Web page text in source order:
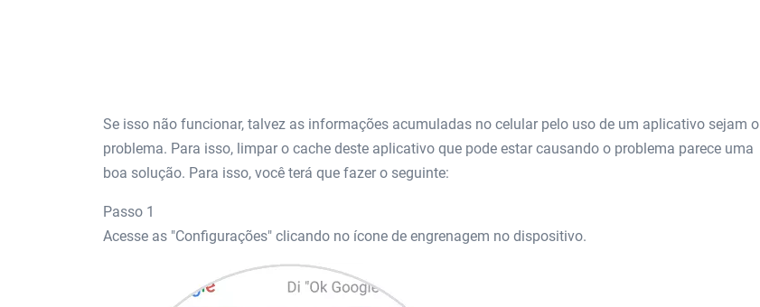
Se isso não funcionar, talvez as informações acumuladas no celular pelo uso de um aplicativo sejam o
problema. Para isso, limpar o cache deste aplicativo que pode estar causando o problema parece uma
boa solução. Para isso, você terá que fazer o seguinte:
Passo 1
Acesse as "Configurações" clicando no ícone de engrenagem no dispositivo.